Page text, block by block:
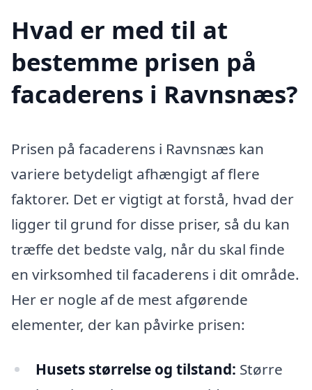
Hvad er med til at
bestemme prisen på
facaderens i Ravnsnæs?
Prisen på facaderens i Ravnsnæs kan
variere betydeligt afhængigt af flere
faktorer. Det er vigtigt at forstå, hvad der
ligger til grund for disse priser, så du kan
træffe det bedste valg, når du skal finde
en virksomhed til facaderens i dit område.
Her er nogle af de mest afgørende
elementer, der kan påvirke prisen:
Husets størrelse og tilstand: Større